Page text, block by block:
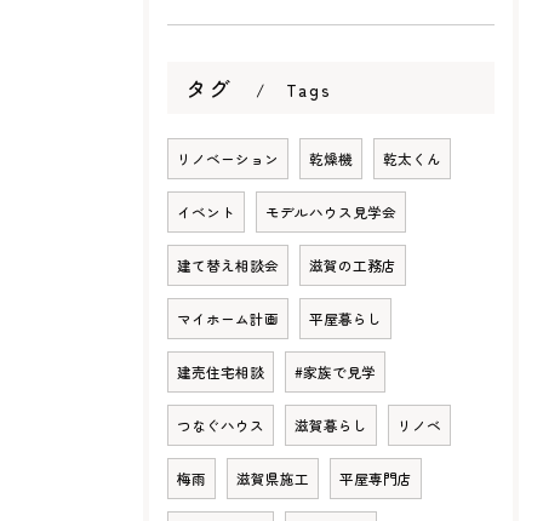
タグ Tags
リノベーション 乾燥機 乾太くん
イベント モデルハウス見学会
建て替え相談会 滋賀の工務店
マイホーム計画 平屋暮らし
建売住宅相談 #家族で見学
つなぐハウス 滋賀暮らし リノベ
梅雨 滋賀県施工 平屋専門店